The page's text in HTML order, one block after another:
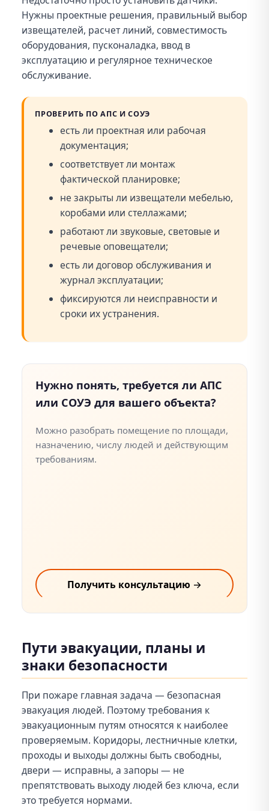
Нужны проектные решения, правильный выбор
извещателей, расчет линий, совместимость
оборудования, пусконаладка, ввод в
эксплуатацию и регулярное техническое
обслуживание.
ПРОВЕРИТЬ ПО АПС И СОУЭ
есть ли проектная или рабочая
документация;
соответствует ли монтаж
фактической планировке;
не закрыты ли извещатели мебелью,
коробами или стеллажами;
работают ли звуковые, световые и
речевые оповещатели;
есть ли договор обслуживания и
журнал эксплуатации;
фиксируются ли неисправности и
сроки их устранения.
Нужно понять, требуется ли АПС
или СОУЭ для вашего объекта?
Можно разобрать помещение по площади,
назначению, числу людей и действующим
требованиям.
Получить консультацию →
Пути эвакуации, планы и
знаки безопасности
При пожаре главная задача — безопасная
эвакуация людей. Поэтому требования к
эвакуационным путям относятся к наиболее
проверяемым. Коридоры, лестничные клетки,
проходы и выходы должны быть свободны,
двери — исправны, а запоры — не
препятствовать выходу людей без ключа, если
это требуется нормами.